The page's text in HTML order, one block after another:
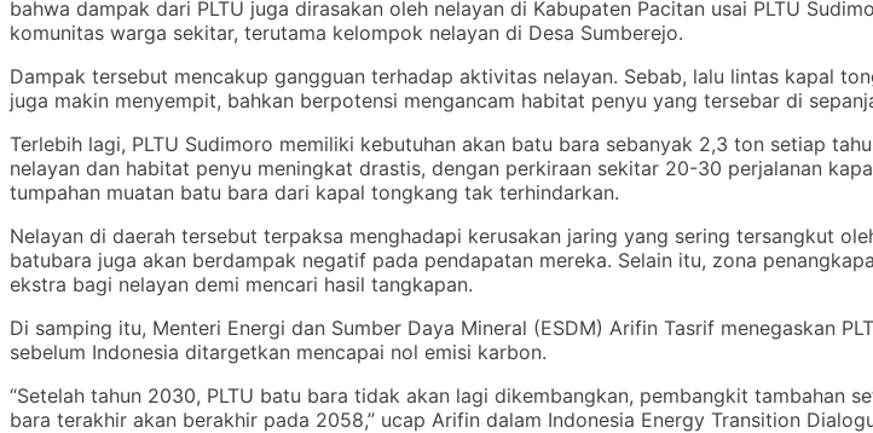
bahwa dampak dari PLTU juga dirasakan oleh nelayan di Kabupaten Pacitan usai PLTU
komunitas warga sekitar, terutama kelompok nelayan di Desa Sumberejo.
Dampak tersebut mencakup gangguan terhadap aktivitas nelayan. Sebab, lalu lintas kapal
juga makin menyempit, bahkan berpotensi mengancam habitat penyu yang tersebar di
Terlebih lagi, PLTU Sudimoro memiliki kebutuhan akan batu bara sebanyak 2,3 ton setiap
nelayan dan habitat penyu meningkat drastis, dengan perkiraan sekitar 20-30 perjalanan
tumpahan muatan batu bara dari kapal tongkang tak terhindarkan.
Nelayan di daerah tersebut terpaksa menghadapi kerusakan jaring yang sering tersangkut
batubara juga akan berdampak negatif pada pendapatan mereka. Selain itu, zona
ekstra bagi nelayan demi mencari hasil tangkapan.
Di samping itu, Menteri Energi dan Sumber Daya Mineral (ESDM) Arifin Tasrif menegaskan
sebelum Indonesia ditargetkan mencapai nol emisi karbon.
“Setelah tahun 2030, PLTU batu bara tidak akan lagi dikembangkan, pembangkit tambahan
bara terakhir akan berakhir pada 2058,” ucap Arifin dalam Indonesia Energy Transition